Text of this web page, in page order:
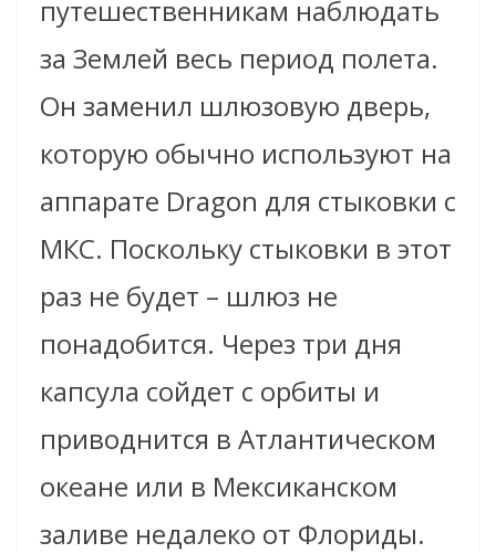
путешественникам наблюдать
за Землей весь период полета.
Он заменил шлюзовую дверь,
которую обычно используют на
аппарате Dragon для стыковки с
МКС. Поскольку стыковки в этот
раз не будет – шлюз не
понадобится. Через три дня
капсула сойдет с орбиты и
приводнится в Атлантическом
океане или в Мексиканском
заливе недалеко от Флориды.